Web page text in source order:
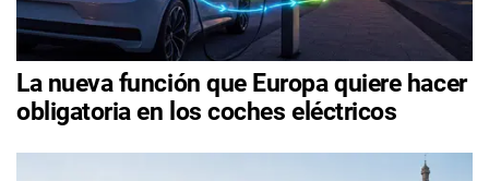
La nueva función que Europa quiere hacer
obligatoria en los coches eléctricos